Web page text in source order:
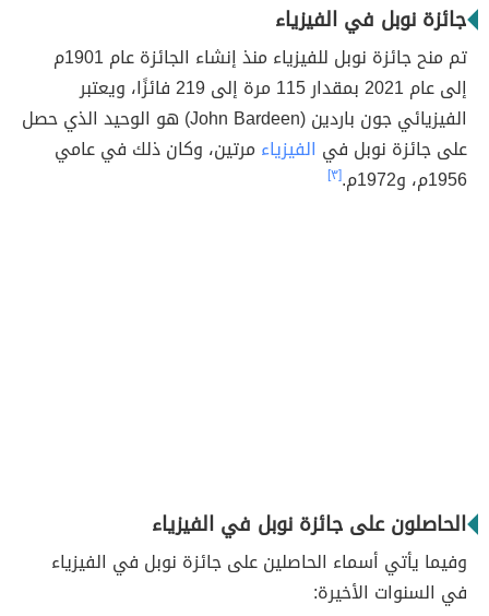
جائزة نوبل في الفيزياء
تم منح جائزة نوبل للفيزياء منذ إنشاء الجائزة عام 1901م
إلى عام 2021 بمقدار 115 مرة إلى 219 فائزًا، ويعتبر
الفيزيائي جون باردين (John Bardeen) هو الوحيد الذي حصل
على جائزة نوبل في الفيزياء مرتين، وكان ذلك في عامي
1956م، و1972م.
[٣]
الحاصلون على جائزة نوبل في الفيزياء
وفيما يأتي أسماء الحاصلين على جائزة نوبل في الفيزياء
في السنوات الأخيرة: